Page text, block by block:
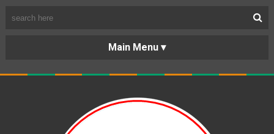
BERANDA
PORTOFOLIO